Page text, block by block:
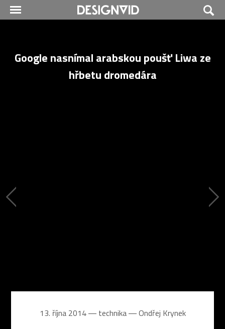
Google nasnímal arabskou poušť Liwa ze
hřbetu dromedára
13. října 2014 ― technika ―Ondřej Krynek